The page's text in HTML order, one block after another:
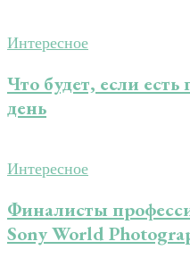
Интересное
Что будет, если
день
Интересное
Финалисты
Sony World